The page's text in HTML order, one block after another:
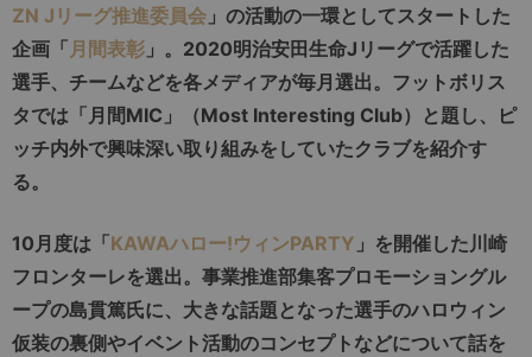
ZN Jリーグ推進委員会 」の活動の一環としてスタートした
企画「月間表彰 」。2020明治安田生命Jリーグで活躍した
選手、チームなどを各メディアが毎月選出。フットボリス
タでは「月間MIC」（Most Interesting Club）と題し、ピ
ッチ内外で興味深い取り組みをしていたクラブを紹介す
る。
10月度は「KAWAハロー!ウィンPARTY 」を開催した川崎
フロンターレを選出。事業推進部集客プロモーショングル
ープの島貫篤氏に、大きな話題となった選手のハロウィン
仮装の裏側やイベント活動のコンセプトなどについて話を